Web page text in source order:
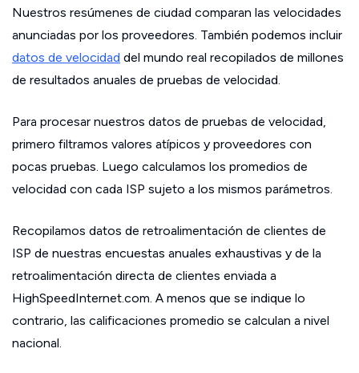
Nuestros resúmenes de ciudad comparan las velocidades
anunciadas por los proveedores. También podemos incluir
datos de velocidad del mundo real recopilados de millones
de resultados anuales de pruebas de velocidad.
Para procesar nuestros datos de pruebas de velocidad,
primero filtramos valores atípicos y proveedores con
pocas pruebas. Luego calculamos los promedios de
velocidad con cada ISP sujeto a los mismos parámetros.
Recopilamos datos de retroalimentación de clientes de
ISP de nuestras encuestas anuales exhaustivas y de la
retroalimentación directa de clientes enviada a
HighSpeedInternet.com. A menos que se indique lo
contrario, las calificaciones promedio se calculan a nivel
nacional.